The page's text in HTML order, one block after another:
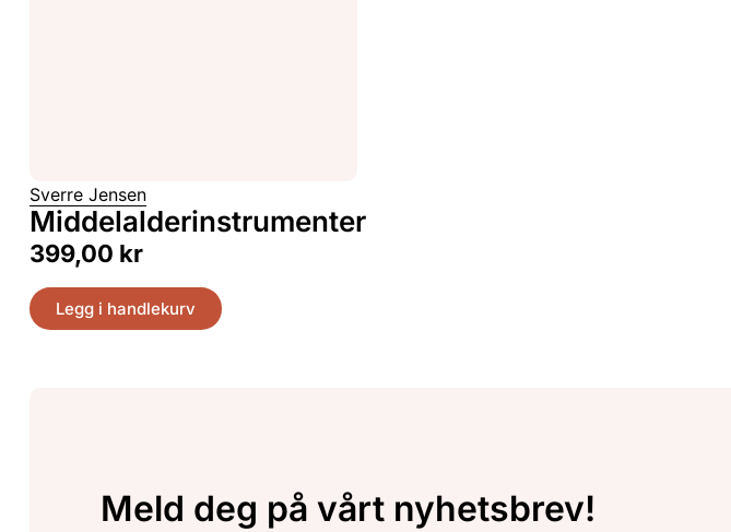
Sverre Jensen
Middelalderinstrumenter
399,00 kr
Legg i handlekurv
Meld deg på vårt nyhetsbrev!